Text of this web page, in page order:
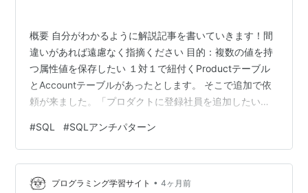
概要 自分がわかるように解説記事を書いていきます！間
違いがあれば遠慮なく指摘ください 目的：複数の値を持
つ属性値を保存したい １対１で紐付くProductテーブル
とAccountテーブルがあったとします。 そこで追加で依
頼が来ました。「プロダクトに登録社員を追加したい」
か...」としました。 アンチパターン: 区切り文字でリスト
を保存する ジェイウォークjaywalkとは、交通規則を無視
して道路を横断するという意味 ツッコミどころ どのアカ
ウントがどのプロダクト持ってるの？ SELECT文で検索
#SQL #SQLアンチパターン
プログラミング学習サイト • 4ヶ月前